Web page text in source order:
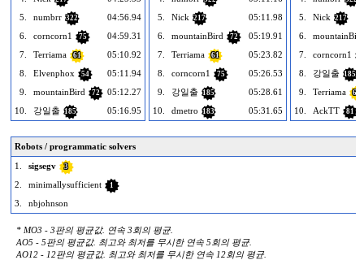
5.
numbrr 322
04:56.94
6.
corncorn1 75
04:59.31
7.
Terriama 61
05:10.92
8.
Elvenphox 54
05:11.94
9.
mountainBird 72
05:12.27
10.
강일출 185 05:16.95
5.
Nick 217
05:11.98
6.
mountainBird 72
05:19.91
7.
Terriama 61
05:23.82
8.
corncorn1 75
05:26.53
9.
강일출 185
05:28.61
10.
dmetro 183 05:31.65
5. Nick 217
6.
mountainBird
7.
corncorn1
8. 강일출 185
9. Terriama 61
10. AckTT 81
Robots / programmatic solvers
1.
sigsegv 3
2. minimallysufficient 1
3. nbjohnson
* MO3 - 3판의 평균값. 연속 3회의 평균.
AO5 - 5판의 평균값. 최고와 최저를 무시한 연속 5회의 평균.
AO12 - 12판의 평균값. 최고와 최저를 무시한 연속 12회의 평균.